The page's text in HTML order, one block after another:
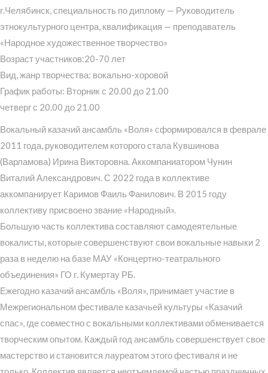
г.Челябинск, специальность по диплому — Руководитель
этнокультурного центра, квалификация — преподаватель
«Народное художественное творчество»
Возраст участников:20-70 лет
Вид, жанр творчества: вокально-хоровой
График работы: Вторник с 20.00 до 21.00
четверг с 20.00 до 21.00
Вокальный казачий ансамбль «Воля» сформировался в феврале
2011 года, руководителем которого стала Кувшинова
(Варламова) Ирина Викторовна. Аккомпаниатором Чунин
Виталий Александрович. С 2022 года в коллективе
аккомпанирует Каримов Фаиль Фанилович. В 2015 году
коллективу присвоено звание «Народный».
Большую часть коллектива составляют самодеятельные
вокалисты, которые совершенствуют свои вокальные навыки 2
раза в неделю на базе МАУ «Концертно-театрального
объединения» ГО г. Кумертау РБ.
Ежегодно казачий ансамбль «Воля», принимает участие в
Межрегиональном фестивале казачьей культуры «Казачий
спас», где совместно с вокальными коллективами обменивается
творческим опытом. Каждый год ансамбль совершенствует свое
мастерство и становится лауреатом этого фестиваля и не